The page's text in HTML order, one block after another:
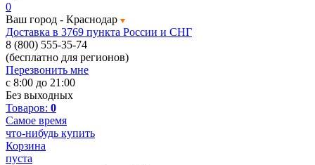
0
Ваш город - Краснодар
Доставка в 3769 пункта России и СНГ
8 (800) 555-35-74
(бесплатно для регионов)
Перезвонить мне
с 8:00 до 21:00
Без выходных
Товаров: 0
Самое время
что-нибудь купить
Корзина
пуста